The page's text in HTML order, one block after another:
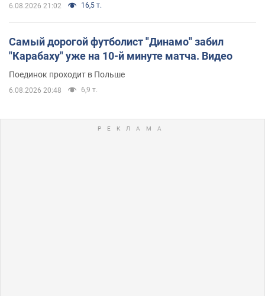
6.08.2026 21:02 16,5 т.
Самый дорогой футболист "Динамо" забил
"Карабаху" уже на 10-й минуте матча. Видео
Поединок проходит в Польше
6.08.2026 20:48 6,9 т.